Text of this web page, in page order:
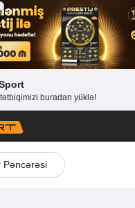
buradan yüklə!
Pəncərəsi